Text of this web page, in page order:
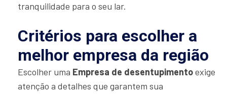
tranquilidade para o seu lar.
Critérios para escolher a
melhor empresa da região
Escolher uma Empresa de desentupimentoexige
atenção a detalhes que garantem sua